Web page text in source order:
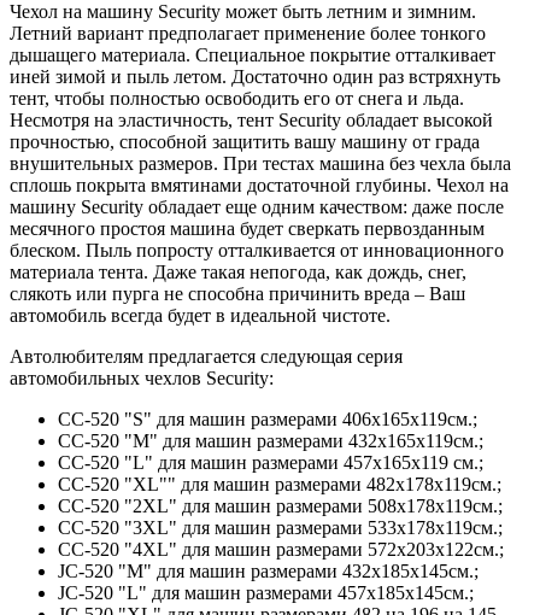
Чехол на машину Security может быть летним и зимним.
Летний вариант предполагает применение более тонкого
дышащего материала. Специальное покрытие отталкивает
иней зимой и пыль летом. Достаточно один раз встряхнуть
тент, чтобы полностью освободить его от снега и льда.
Несмотря на эластичность, тент Security обладает высокой
прочностью, способной защитить вашу машину от града
внушительных размеров. При тестах машина без чехла была
сплошь покрыта вмятинами достаточной глубины. Чехол на
машину Security обладает еще одним качеством: даже после
месячного простоя машина будет сверкать первозданным
блеском. Пыль попросту отталкивается от инновационного
материала тента. Даже такая непогода, как дождь, снег,
слякоть или пурга не способна причинить вреда – Ваш
автомобиль всегда будет в идеальной чистоте.
Автолюбителям предлагается следующая серия
автомобильных чехлов Security:
CC-520 "S" для машин размерами 406х165х119см.;
CC-520 "М" для машин размерами 432х165х119см.;
CC-520 "L" для машин размерами 457х165х119 см.;
CC-520 "XL"" для машин размерами 482х178х119см.;
CC-520 "2XL" для машин размерами 508х178х119см.;
CC-520 "3XL" для машин размерами 533х178х119см.;
CC-520 "4XL" для машин размерами 572х203х122см.;
JC-520 "M" для машин размерами 432х185х145см.;
JC-520 "L" для машин размерами 457х185х145см.;